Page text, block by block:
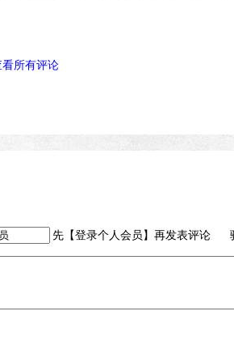
看所有评论
先【登录个人会员 】再发表评论